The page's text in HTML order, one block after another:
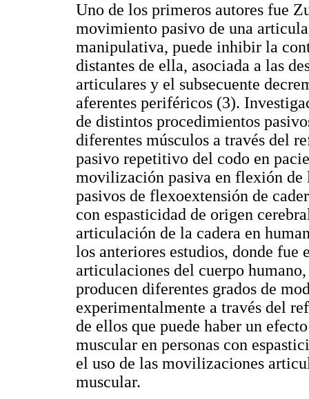
Uno de los primeros autores fue
movimiento pasivo de una
manipulativa, puede inhibir la
distantes de ella, asociada a las
articulares y el subsecuente
aferentes periféricos (3).
de distintos procedimientos
diferentes músculos a través del
pasivo repetitivo del codo en
movilización pasiva en flexión
pasivos de flexoextensión de
con espasticidad de origen
articulación de la cadera en
los anteriores estudios, donde
articulaciones del cuerpo
producen diferentes grados de
experimentalmente a través del
de ellos que puede haber un
muscular en personas con
el uso de las movilizaciones
muscular.